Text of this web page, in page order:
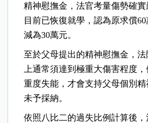
精神慰撫金，法官考量傷勢確
目前已恢復就學，認為原求償
減為30萬元。
至於父母提出的精神慰撫金，
上通常須達到極重大傷害程度
重度失能，才會支持父母個別
未予採納。
依照八比二的過失比例計算後